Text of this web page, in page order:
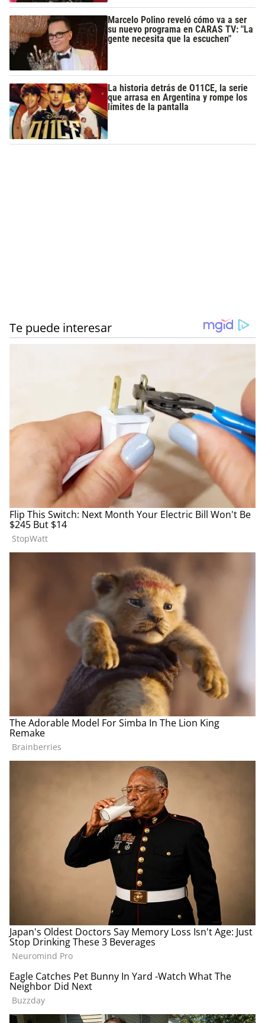
Marcelo Polino reveló cómo va a ser
su nuevo programa en CARAS TV: "La
gente necesita que la escuchen"
La historia detrás de O11CE, la serie
que arrasa en Argentina y rompe los
límites de la pantalla